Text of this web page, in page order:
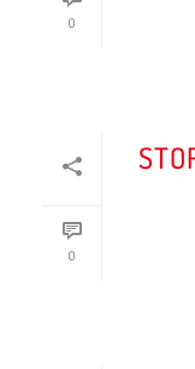
0
0